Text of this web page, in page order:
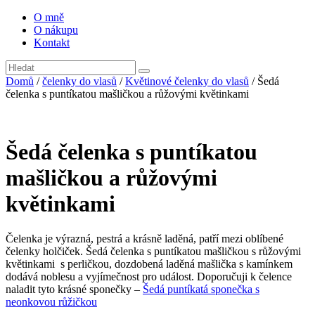
O mně
O nákupu
Kontakt
Domů /čelenky do vlasů /Květinové čelenky do vlasů / Šedá
čelenka s puntíkatou mašličkou a růžovými květinkami
Šedá čelenka s puntíkatou
mašličkou a růžovými
květinkami
Čelenka je výrazná, pestrá a krásně laděná, patří mezi oblíbené
čelenky holčiček. Šedá čelenka s puntíkatou mašličkou s růžovými
květinkami s perličkou, dozdobená laděná mašlička s kamínkem
dodává noblesu a vyjímečnost pro událost. Doporučuji k čelence
naladit tyto krásné sponečky – Šedá puntíkatá sponečka s
neonkovou růžičkou